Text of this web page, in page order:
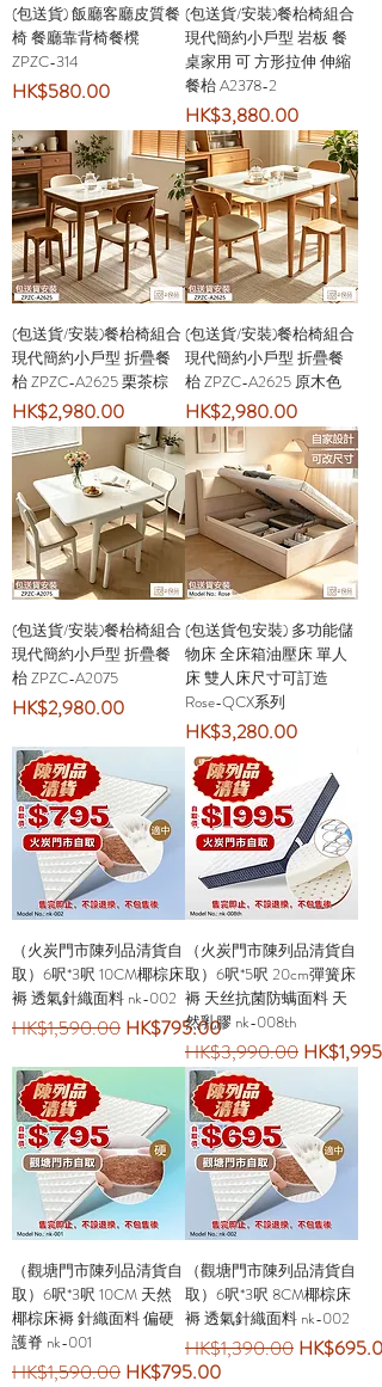
(包送貨) 飯廳客廳皮質餐
椅 餐廳靠背椅餐櫈
ZPZC-314
價格
HK$580.00
(包送貨/安裝)餐枱椅組合
現代簡約小戶型 岩板 餐
桌家用 可 方形拉伸 伸縮
餐枱 A2378-2
價格
HK$3,880.00
(包送貨/安裝)餐枱椅組合
現代簡約小戶型 折疊餐
枱 ZPZC-A2625 栗茶棕
價格
HK$2,980.00
(包送貨/安裝)餐枱椅組合
現代簡約小戶型 折疊餐
枱 ZPZC-A2625 原木色
價格
HK$2,980.00
(包送貨/安裝)餐枱椅組合
現代簡約小戶型 折疊餐
枱 ZPZC-A2075
價格
HK$2,980.00
(包送貨包安裝) 多功能儲
物床 全床箱油壓床 單人
床 雙人床尺寸可訂造
Rose-QCX系列
價格
HK$3,280.00
（火炭門市陳列品清貨自
取）6呎*3呎 10CM椰棕床
褥 透氣針織面料 nk-002
一般價格
HK$1,590.00 促銷價格
HK$795.00
（火炭門市陳列品清貨自
取）6呎*5呎 20cm彈簧床
褥 天丝抗菌防螨面料 天
然乳膠 nk-008th
一般價格
HK$3,990.00 促銷價格
（觀塘門市陳列品清貨自
取）6呎*3呎 10CM 天然
椰棕床褥 針織面料 偏硬
護脊 nk-001
一般價格
HK$1,590.00 促銷價格
HK$795.00
（觀塘門市陳列品清貨自
取）6呎*3呎 8CM椰棕床
褥 透氣針織面料 nk-002
一般價格
HK$1,390.00 促銷價格
HK$695.00